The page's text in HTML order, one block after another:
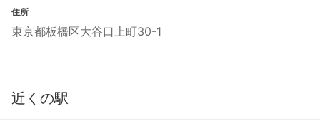
住所
東京都板橋区大谷口上町30-1
近くの駅